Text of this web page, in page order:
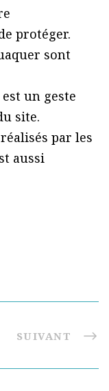
protéger.
sont
est un geste
site.
par les
aussi
SUIVANT